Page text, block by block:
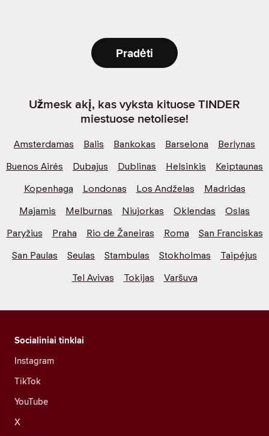
Pradėti
Užmesk akį, kas vyksta kituose TINDER
miestuose netoliese!
Amsterdamas Balis Bankokas Barselona
Berlynas
Buenos Airės
Dubajus Dublinas Helsinkis
Keiptaunas
Kopenhaga
Londonas Los Andželas
Madridas
Majamis
Melburnas Niujorkas Oklendas
Oslas
Paryžius
Praha Rio de Žaneiras Roma
San Franciskas
San Paulas
Seulas Stambulas Stokholmas
Taipėjus
Tel Avivas
Tokijas Varšuva
Socialiniai tinklai
Instagram
TikTok
YouTube
X